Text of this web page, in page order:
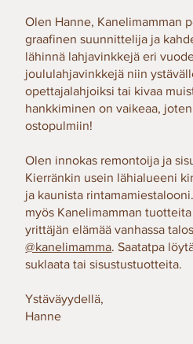
Olen Hanne, Kanelimamman
graafinen suunnittelija ja
lähinnä lahjavinkkejä eri
joululahjavinkkejä niin
opettajalahjoiksi tai kivaa
hankkiminen on vaikeaa,
ostopulmiin!
Olen innokas remontoija ja
Kierränkin usein lähialueeni
ja kaunista
myös Kanelimamman
yrittäjän elämää vanhassa
@kanelimamma. Saatatpa
suklaata tai sisustustuotteita.
Ystäväyydellä,
Hanne